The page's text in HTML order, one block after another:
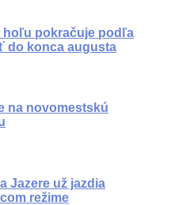
hoľu pokračuje podľa
do konca augusta
na novomestskú
Jazere už jazdia
režime